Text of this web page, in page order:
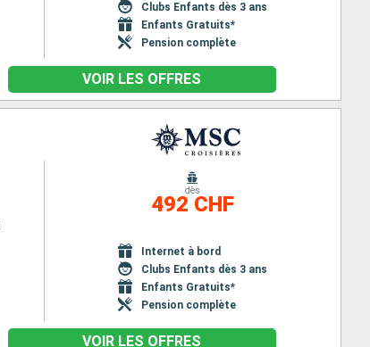
Clubs Enfants dès 3 ans
Enfants Gratuits*
Pension complète
VOIR LES OFFRES
dès
492 CHF
Internet à bord
Clubs Enfants dès 3 ans
Enfants Gratuits*
Pension complète
VOIR LES OFFRES